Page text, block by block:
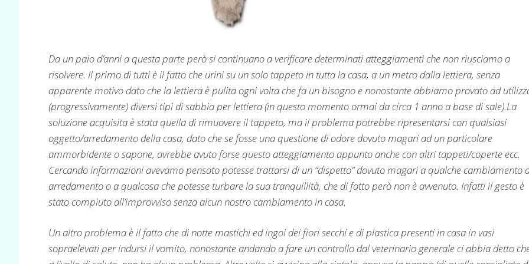
Da un paio d’anni a questa parte però si continuano a verificare determinati atteggiamenti che non riusciamo a
risolvere. Il primo di tutti è il fatto che urini su un solo tappeto in tutta la casa, a un metro dalla lettiera, senza
apparente motivo dato che la lettiera è pulita ogni volta che fa un bisogno e nonostante abbiamo provato ad
(progressivamente) diversi tipi di sabbia per lettiera (in questo momento ormai da circa 1 anno a base di sale).La
soluzione acquisita è stata quella di rimuovere il tappeto, ma il problema potrebbe ripresentarsi con qualsiasi
oggetto/arredamento della casa, dato che se fosse una questione di odore dovuto magari ad un particolare
ammorbidente o sapone, avrebbe avuto forse questo atteggiamento appunto anche con altri tappeti/coperte ecc.
Cercando informazioni avevamo pensato potesse trattarsi di un “dispetto” dovuto magari a qualche cambiamento
arredamento o a qualcosa che potesse turbare la sua tranquillità, che di fatto però non è avvenuto. Infatti il gesto è
stato compiuto all’improvviso senza alcun nostro cambiamento in casa.
Un altro problema è il fatto che di notte mastichi ed ingoi dei fiori secchi e di plastica presenti in casa in vasi
sopraelevati per indursi il vomito, nonostante andando a fare un controllo dal veterinario generale ci abbia detto